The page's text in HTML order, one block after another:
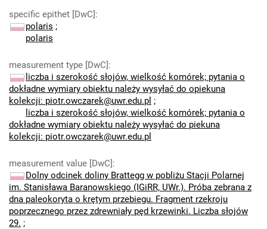
specific epithet [DwC]:
polaris ;
polaris
measurement type [DwC]:
liczba i szerokość słojów, wielkość komórek; pytania o
dokładne wymiary obiektu należy wysyłać do opiekuna
kolekcji: piotr.owczarek@uwr.edu.pl ;
liczba i szerokość słojów, wielkość komórek; pytania o
dokładne wymiary obiektu należy wysyłać do piekuna
kolekcji: piotr.owczarek@uwr.edu.pl
measurement value [DwC]:
Dolny odcinek doliny Brattegg w pobliżu Stacji Polarnej
im. Stanisława Baranowskiego (IGiRR, UWr.). Próba zebrana z
dna paleokoryta o krętym przebiegu. Fragment rzekroju
poprzecznego przez zdrewniały pęd krzewinki. Liczba słojów
29. ;